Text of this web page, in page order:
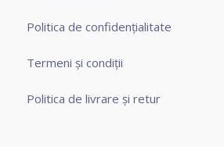
Politica de confidențialitate
Termeni și condiții
Politica de livrare și retur